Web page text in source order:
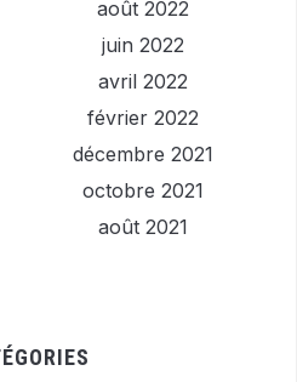
août 2022
juin 2022
avril 2022
février 2022
décembre 2021
octobre 2021
août 2021